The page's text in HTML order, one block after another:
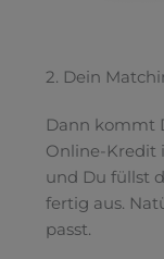
2. Dein
Dann kommt
Online-Kredit
und Du füllst
fertig aus.
passt.